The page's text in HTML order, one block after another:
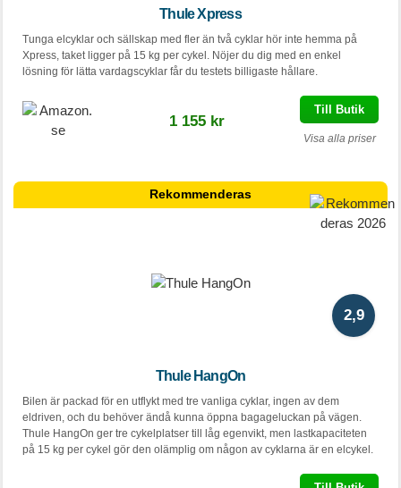
Thule Xpress
Tunga elcyklar och sällskap med fler än två cyklar hör inte hemma på
Xpress, taket ligger på 15 kg per cykel. Nöjer du dig med en enkel
lösning för lätta vardagscyklar får du testets billigaste hållare.
1 155 kr
Till Butik
Visa alla priser
Rekommenderas
2,9
Thule HangOn
Bilen är packad för en utflykt med tre vanliga cyklar, ingen av dem
eldriven, och du behöver ändå kunna öppna bagageluckan på vägen.
Thule HangOn ger tre cykelplatser till låg egenvikt, men lastkapaciteten
på 15 kg per cykel gör den olämplig om någon av cyklarna är en elcykel.